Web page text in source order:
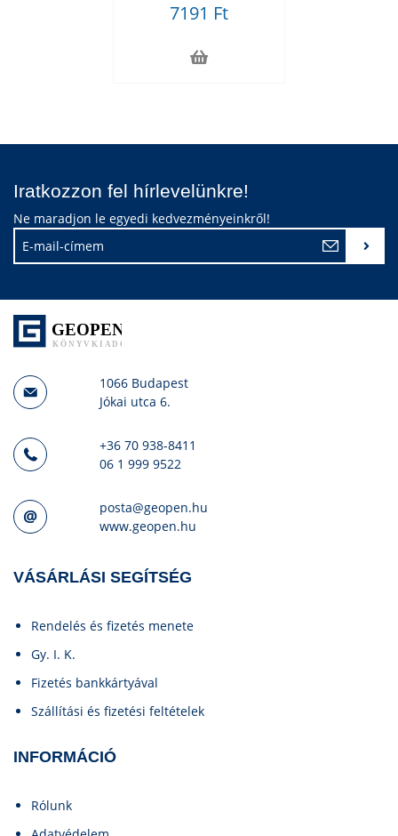
7191 Ft
Iratkozzon fel hírlevelünkre!
Ne maradjon le egyedi kedvezményeinkről!
1066 Budapest
Jókai utca 6.
+36 70 938-8411
06 1 999 9522
posta@geopen.hu
www.geopen.hu
VÁSÁRLÁSI SEGÍTSÉG
Rendelés és fizetés menete
Gy. I. K.
Fizetés bankkártyával
Szállítási és fizetési feltételek
INFORMÁCIÓ
Rólunk